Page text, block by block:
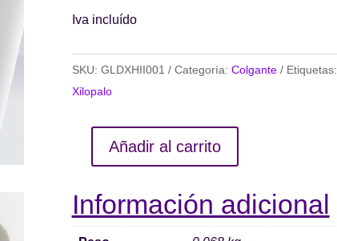
Iva incluído
SKU: GLDXHII001 Categoría: Colgante Etiquetas:
Xilopalo
Colgante
Jaspe
Redondo
Añadir al carrito
Información adicional